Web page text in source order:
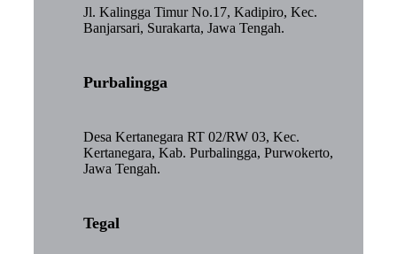
Jl. Kalingga Timur No.17, Kadipiro, Kec.
Banjarsari, Surakarta, Jawa Tengah.
Purbalingga
Desa Kertanegara RT 02/RW 03, Kec.
Kertanegara, Kab. Purbalingga, Purwokerto,
Jawa Tengah.
Tegal